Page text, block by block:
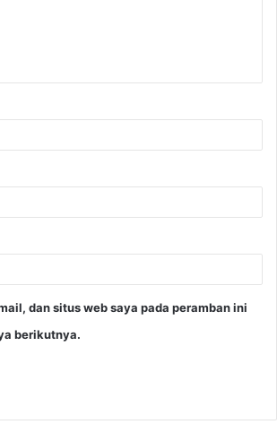
dan situs web saya pada peramban ini
berikutnya.